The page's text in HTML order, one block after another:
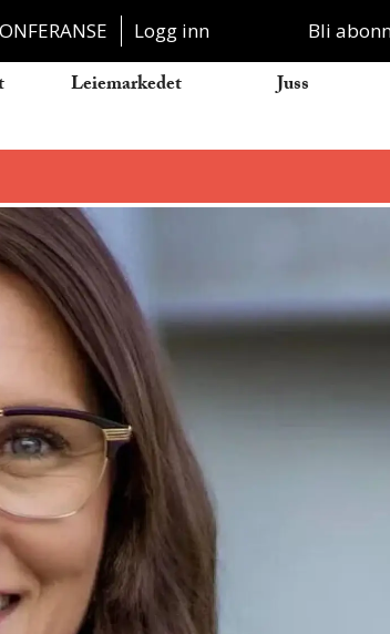
Logg inn Bli
Leiemarkedet Juss